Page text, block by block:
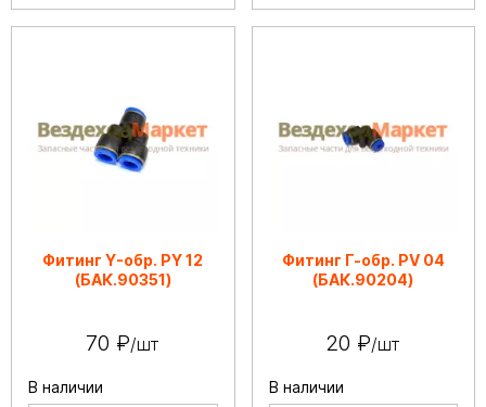
Фитинг Y-обр. РY 12
(БАК.90351)
70 ₽/шт
В наличии
Фитинг Г-обр. РV 04
(БАК.90204)
20 ₽/шт
В наличии